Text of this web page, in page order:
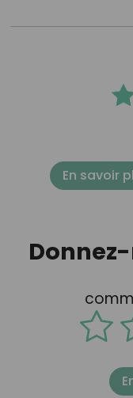
En savoir